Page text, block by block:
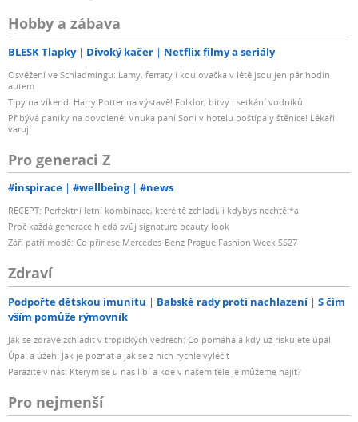
Hobby a zábava
BLESK Tlapky Divoký kačer Netflix filmy a seriály
Osvěžení ve Schladmingu: Lamy, ferraty i koulovačka v létě jsou jen pár hodin
autem
Tipy na víkend: Harry Potter na výstavě! Folklor, bitvy i setkání vodníků
Přibývá paniky na dovolené: Vnuka paní Soni v hotelu poštípaly štěnice! Lékaři
varují
Pro generaci Z
#inspirace #wellbeing #news
RECEPT: Perfektní letní kombinace, které tě zchladí, i kdybys nechtěl*a
Proč každá generace hledá svůj signature beauty look
Září patří módě: Co přinese Mercedes-Benz Prague Fashion Week SS27
Zdraví
Podpořte dětskou imunitu Babské rady proti nachlazení
S čím
vším pomůže rýmovník
Jak se zdravě zchladit v tropických vedrech: Co pomáhá a kdy už riskujete úpal
Úpal a úžeh: Jak je poznat a jak se z nich rychle vyléčit
Parazité v nás: Kterým se u nás líbí a kde v našem těle je můžeme najít?
Pro nejmenší